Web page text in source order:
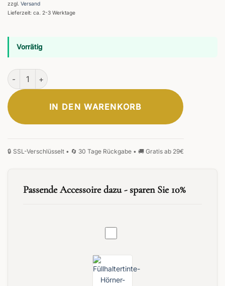
zzgl. Versand
Lieferzeit: ca. 2-3 Werktage
Vorrätig
Primus Flamaris Füllfederhalter Menge
IN DEN WARENKORB
Passende Accessoire dazu - sparen Sie 10%